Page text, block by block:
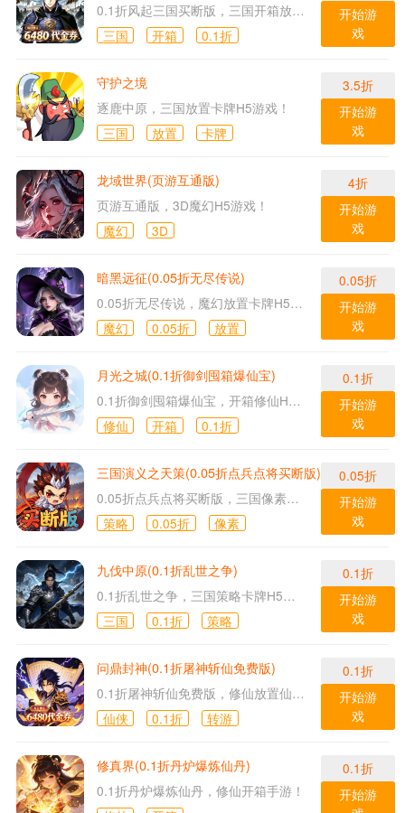
0.1折风起三国买断版，三国开箱放置H5游戏！
三国
开箱 0.1折
开始游
戏
守护之境
逐鹿中原，三国放置卡牌H5游戏！
三国
放置 卡牌
3.5折
开始游
戏
龙域世界(页游互通版)
页游互通版，3D魔幻H5游戏！
魔幻
3D
4折
开始游
戏
暗黑远征(0.05折无尽传说)
0.05折无尽传说，魔幻放置卡牌H5游戏！
魔幻
0.05折 放置
0.05折
开始游
戏
月光之城(0.1折御剑囤箱爆仙宝)
0.1折御剑囤箱爆仙宝，开箱修仙H5游戏！
修仙
开箱 0.1折
0.1折
开始游
戏
三国演义之天策(0.05折点兵点将买断版)
0.05折点兵点将买断版，三国像素卡牌H5游戏！
策略
0.05折 像素
0.05折
开始游
戏
九伐中原(0.1折乱世之争)
0.1折乱世之争，三国策略卡牌H5游戏！
三国
0.1折 策略
0.1折
开始游
戏
问鼎封神(0.1折屠神斩仙免费版)
0.1折屠神斩仙免费版，修仙放置仙侠H5游戏！
仙侠
0.1折 转游
0.1折
开始游
戏
修真界(0.1折丹炉爆炼仙丹)
0.1折丹炉爆炼仙丹，修仙开箱手游！
0.1折
开始游